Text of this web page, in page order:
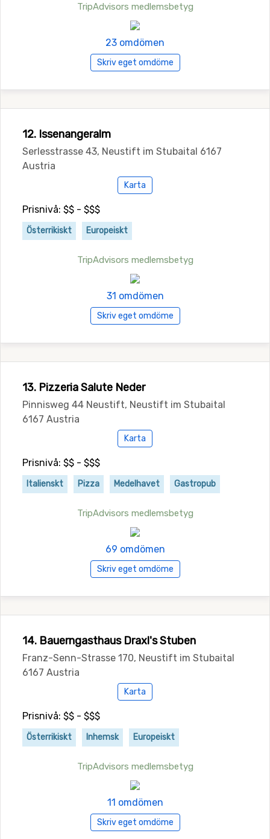
TripAdvisors medlemsbetyg
23 omdömen
Skriv eget omdöme
12. Issenangeralm
Serlesstrasse 43, Neustift im Stubaital 6167
Austria
Karta
Prisnivå: $$ - $$$
Österrikiskt Europeiskt
TripAdvisors medlemsbetyg
31 omdömen
Skriv eget omdöme
13. Pizzeria Salute Neder
Pinnisweg 44 Neustift, Neustift im Stubaital
6167 Austria
Karta
Prisnivå: $$ - $$$
Italienskt Pizza Medelhavet Gastropub
TripAdvisors medlemsbetyg
69 omdömen
Skriv eget omdöme
14. Bauerngasthaus Draxl's Stuben
Franz-Senn-Strasse 170, Neustift im Stubaital
6167 Austria
Karta
Prisnivå: $$ - $$$
Österrikiskt Inhemsk Europeiskt
TripAdvisors medlemsbetyg
11 omdömen
Skriv eget omdöme